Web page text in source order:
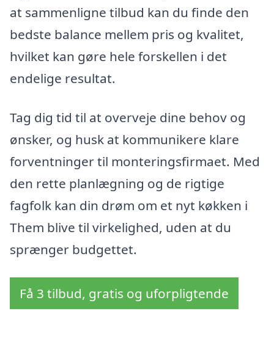
at sammenligne tilbud kan du finde den
bedste balance mellem pris og kvalitet,
hvilket kan gøre hele forskellen i det
endelige resultat.
Tag dig tid til at overveje dine behov og
ønsker, og husk at kommunikere klare
forventninger til monteringsfirmaet. Med
den rette planlægning og de rigtige
fagfolk kan din drøm om et nyt køkken i
Them blive til virkelighed, uden at du
sprænger budgettet.
Få 3 tilbud, gratis og uforpligtende